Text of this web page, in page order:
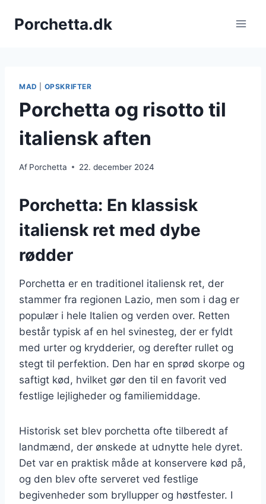
Porchetta.dk
MAD OPSKRIFTER
Porchetta og risotto til
italiensk aften
Af Porchetta 22. december 2024
Porchetta: En klassisk
italiensk ret med dybe
rødder
Porchetta er en traditionel italiensk ret, der
stammer fra regionen Lazio, men som i dag er
populær i hele Italien og verden over. Retten
består typisk af en hel svinesteg, der er fyldt
med urter og krydderier, og derefter rullet og
stegt til perfektion. Den har en sprød skorpe og
saftigt kød, hvilket gør den til en favorit ved
festlige lejligheder og familiemiddage.
Historisk set blev porchetta ofte tilberedt af
landmænd, der ønskede at udnytte hele dyret.
Det var en praktisk måde at konservere kød på,
og den blev ofte serveret ved festlige
begivenheder som bryllupper og høstfester. I